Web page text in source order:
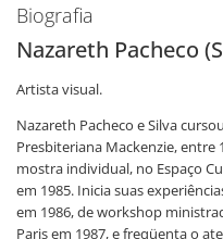
Biografia
Nazareth Pacheco
Artista visual.
Nazareth Pacheco e Silva
Presbiteriana Mackenzie, entre
mostra individual, no Espaço
em 1985. Inicia suas
em 1986, de workshop
Paris em 1987, e freqüenta o